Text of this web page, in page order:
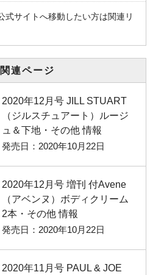
サイトへ移動したい方は関連リ
関連ページ
2020年12月号 JILL STUART
（ジルスチュアート）ルージ
ュ＆下地・その他 情報
発売日：2020年10月22日
2020年12月号 増刊 付Avene
（アベンヌ）ボディクリーム
2本・その他 情報
発売日：2020年10月22日
2020年11月号 PAUL & JOE